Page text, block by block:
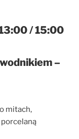
/ 15:00
–
mitach,